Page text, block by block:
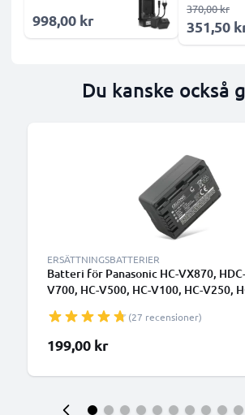
998,00 kr 351,50
370,00 kr
Du kanske också
ERSÄTTNINGSBATTERIER
Batteri för Panasonic HC-VX870,
V700, HC-V500, HC-V100, HC-V250,
(27 recensioner)
199,00 kr